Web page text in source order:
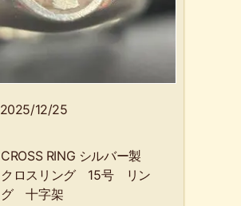
2025/12/25
CROSS RING シルバー製
クロスリング 15号 リン
グ 十字架